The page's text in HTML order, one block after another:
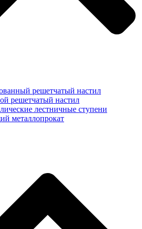
решетчатый настил
решетчатый настил
лестничные ступени
металлопрокат